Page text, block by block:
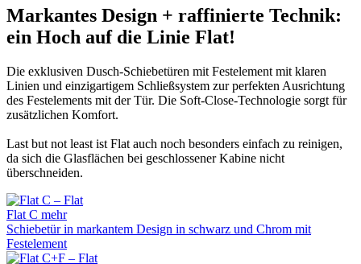
Markantes Design + raffinierte Technik:
ein Hoch auf die Linie Flat!
Die exklusiven Dusch-Schiebetüren mit Festelement mit klaren
Linien und einzigartigem Schließsystem zur perfekten Ausrichtung
des Festelements mit der Tür. Die Soft-Close-Technologie sorgt für
zusätzlichen Komfort.
Last but not least ist Flat auch noch besonders einfach zu reinigen,
da sich die Glasflächen bei geschlossener Kabine nicht
überschneiden.
Flat C mehr
Schiebetür in markantem Design in schwarz und Chrom mit
Festelement